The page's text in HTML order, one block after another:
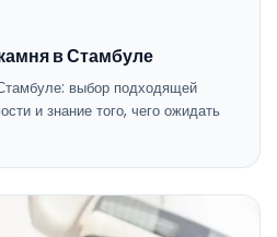
в Стамбуле
выбор подходящей
и знание того, чего ожидать